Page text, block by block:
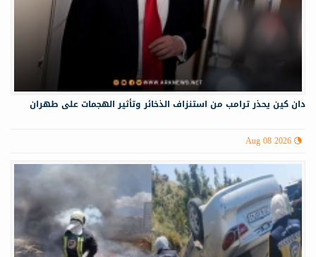
دان كين يحذر ترامب من استنزاف الذخائر وتأثير الهجمات على طهران
Aug 08 2026